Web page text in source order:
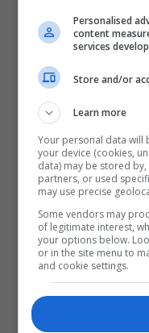
Personalised
content
services
Store and/or
Learn more
Your personal data
your device (cookies,
data) may be stored
partners, or used
may use precise
Some vendors may
of legitimate interest,
your options below.
or in the site menu to
and cookie settings.